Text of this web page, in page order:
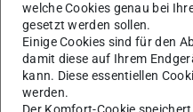
Laufzeit
welche Cookies genau bei
gesetzt werden sollen.
Einige Cookies sind für den
damit diese auf Ihrem
kann. Diese essentiellen
werden.